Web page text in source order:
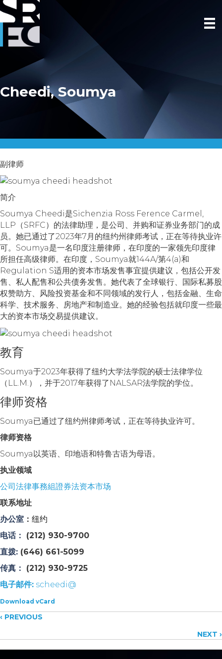
Cheedi, Soumya
副律师
简介
Soumya Cheedi是Sichenzia Ross Ference Carmel,
LLP（SRFC）的法律助理，是公司、并购和证券业务部门的成
员。她已通过了2023年7月的纽约州律师考试，正在等待执业许
可。Soumya是一名印度注册律师，在印度的一家领先印度律
所担任高级律师。在印度，Soumya就144A/第4(a)和
Regulation S适用的资本市场发售事宜提供建议，包括公开发
售、私人配售和公共债务发售。她代表了全球银行、国际私募股
权赞助方、风险投资基金和不同领域的发行人，包括金融、生命
科学、技术服务、房地产和制造业。她的经验包括就印度一些最
大的资本市场交易提供建议。
教育
Soumya于2023年获得了纽约大学法学院的硕士法律学位
（LL.M.），并于2017年获得了NALSAR法学院的学位。
律师资格
Soumya已通过了纽约州律师考试，正在等待执业许可。
律师资格
Soumya以英语、印地语和特鲁古语为母语。
执业领域
公司法律事務組證券法资本市场
联系地址
办公室 ： 纽约
电话：
(212) 930-9700
直拨: (646) 661-5099
传真 ：
(212) 930-9725
电子邮件: scheedi@
Download vCard
Posts
navigation
‹ PREVIOUS
NEXT ›